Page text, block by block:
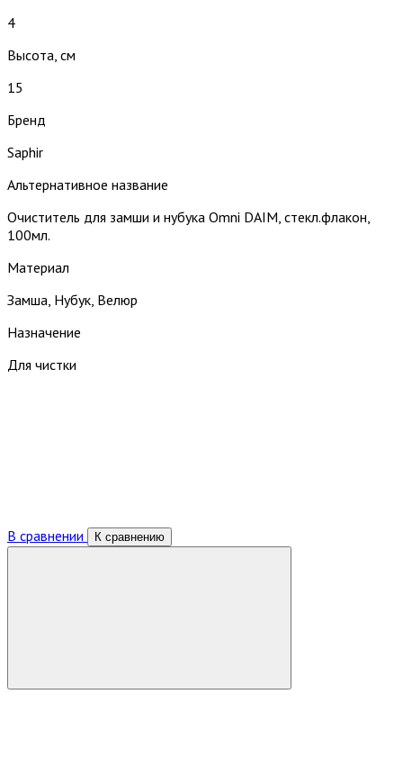
4
Высота, см
15
Бренд
Saphir
Альтернативное название
Очиститель для замши и нубука Omni DAIM, стекл.флакон,
100мл.
Материал
Замша, Нубук, Велюр
Назначение
Для чистки
В сравнении К сравнению